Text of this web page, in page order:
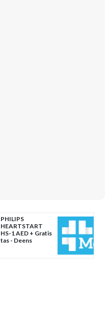
PHILIPS
HEARTSTART
HS-1 AED + Gratis
tas - Deens